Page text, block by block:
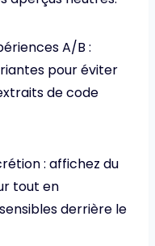
A/B :
pour éviter
de code
: affichez du
tout en
derrière le